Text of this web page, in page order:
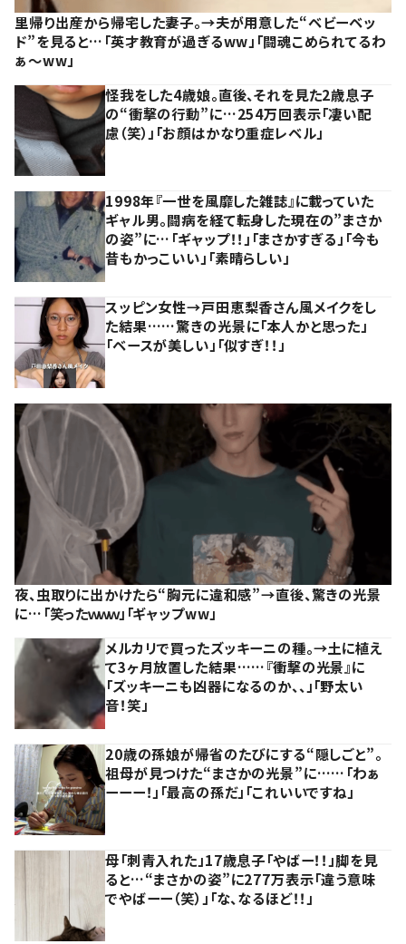
里帰り出産から帰宅した妻子。→夫が用意した“ベビーベッ
ド”を見ると…「英才教育が過ぎるww」「闘魂こめられてるわ
ぁ～ww」
怪我をした4歳娘。直後、それを見た2歳息子
の“衝撃の行動”に…254万回表示「凄い配
慮（笑）」「お顔はかなり重症レベル」
1998年『一世を風靡した雑誌』に載っていた
ギャル男。闘病を経て転身した現在の”まさか
の姿”に…「ギャップ！！」「まさかすぎる」「今も
昔もかっこいい」「素晴らしい」
スッピン女性→戸田恵梨香さん風メイクをし
た結果……驚きの光景に「本人かと思った」
「ベースが美しい」「似すぎ！！」
夜、虫取りに出かけたら“胸元に違和感”→直後、驚きの光景
に…「笑ったｗｗｗ」「ギャップww」
メルカリで買ったズッキーニの種。→土に植え
て3ヶ月放置した結果……『衝撃の光景』に
「ズッキーニも凶器になるのか、、」「野太い
音！笑」
20歳の孫娘が帰省のたびにする“隠しごと”。
祖母が見つけた“まさかの光景”に……「わぁ
ーーー！」「最高の孫だ」「これいいですね」
母「刺青入れた」17歳息子「やばー！！」脚を見
ると…“まさかの姿”に277万表示「違う意味
でやばーー（笑）」「な、なるほど！！」